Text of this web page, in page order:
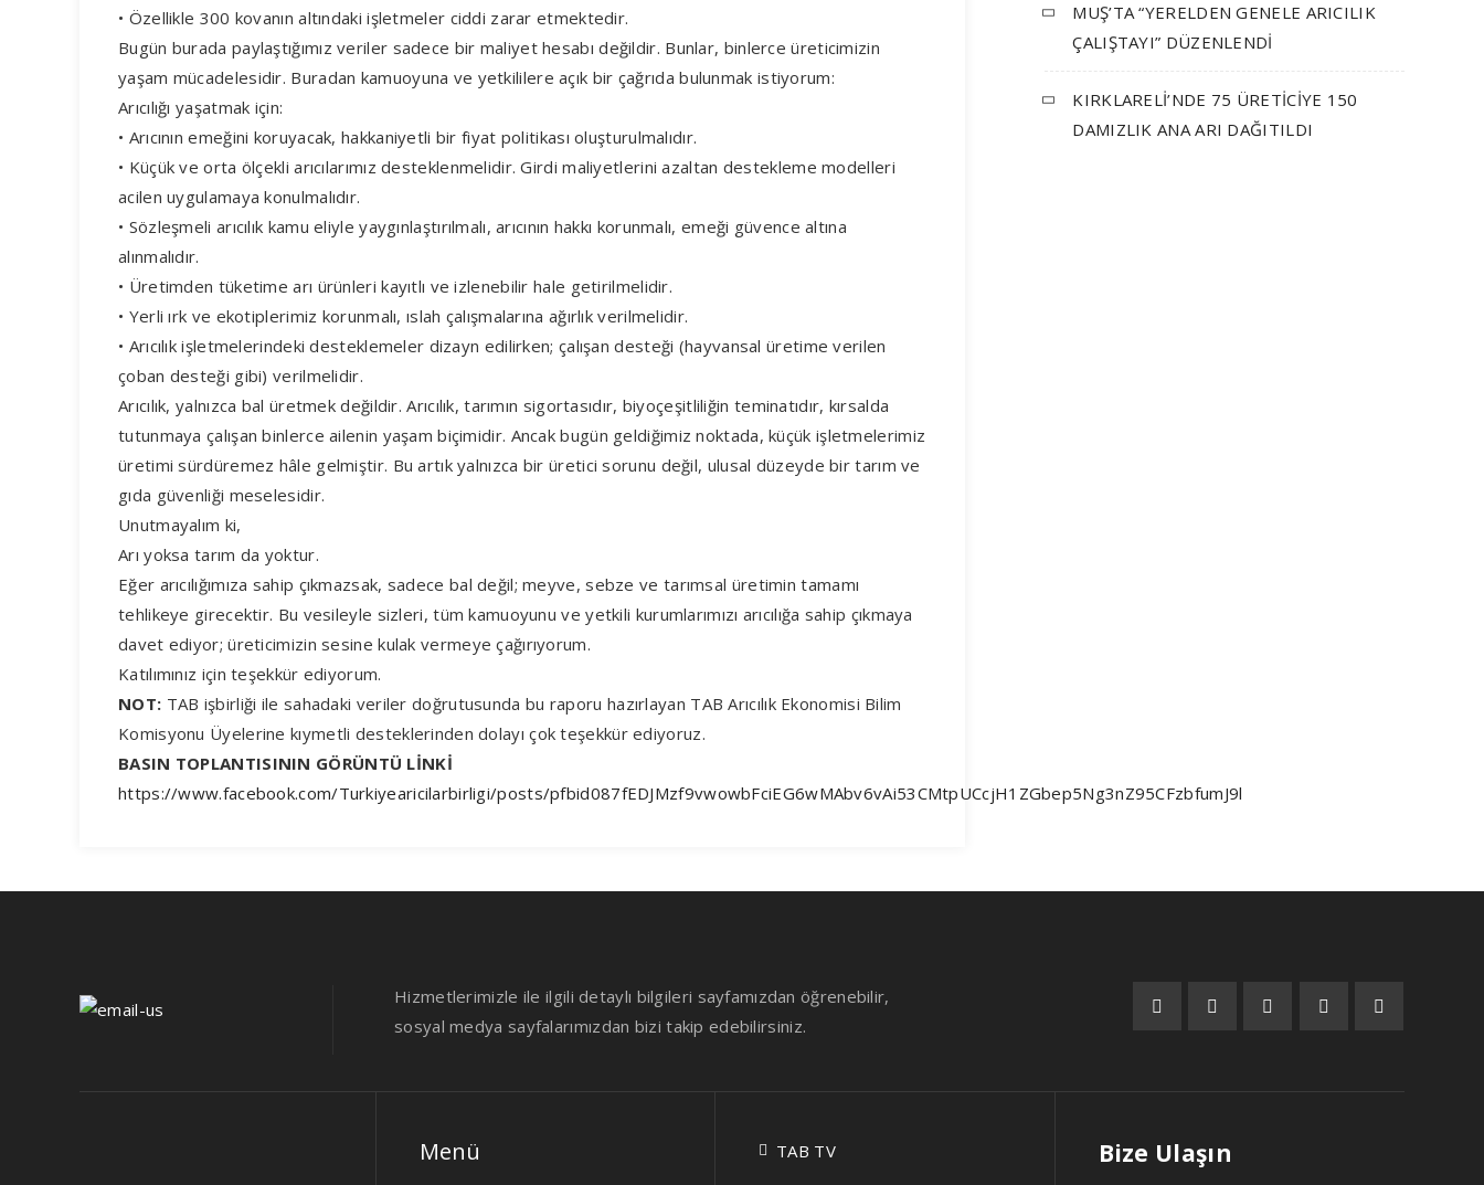
• Özellikle 300 kovanın altındaki işletmeler ciddi zarar etmektedir.
Bugün burada paylaştığımız veriler sadece bir maliyet hesabı değildir. Bunlar, binlerce üreticimizin
yaşam mücadelesidir. Buradan kamuoyuna ve yetkililere açık bir çağrıda bulunmak istiyorum:
Arıcılığı yaşatmak için:
• Arıcının emeğini koruyacak, hakkaniyetli bir fiyat politikası oluşturulmalıdır.
• Küçük ve orta ölçekli arıcılarımız desteklenmelidir. Girdi maliyetlerini azaltan destekleme modelleri
acilen uygulamaya konulmalıdır.
• Sözleşmeli arıcılık kamu eliyle yaygınlaştırılmalı, arıcının hakkı korunmalı, emeği güvence altına
alınmalıdır.
• Üretimden tüketime arı ürünleri kayıtlı ve izlenebilir hale getirilmelidir.
• Yerli ırk ve ekotiplerimiz korunmalı, ıslah çalışmalarına ağırlık verilmelidir.
• Arıcılık işletmelerindeki desteklemeler dizayn edilirken; çalışan desteği (hayvansal üretime verilen
çoban desteği gibi) verilmelidir.
Arıcılık, yalnızca bal üretmek değildir. Arıcılık, tarımın sigortasıdır, biyoçeşitliliğin teminatıdır, kırsalda
tutunmaya çalışan binlerce ailenin yaşam biçimidir. Ancak bugün geldiğimiz noktada, küçük işletmelerimiz
üretimi sürdüremez hâle gelmiştir. Bu artık yalnızca bir üretici sorunu değil, ulusal düzeyde bir tarım ve
gıda güvenliği meselesidir.
Unutmayalım ki,
Arı yoksa tarım da yoktur.
Eğer arıcılığımıza sahip çıkmazsak, sadece bal değil; meyve, sebze ve tarımsal üretimin tamamı
tehlikeye girecektir. Bu vesileyle sizleri, tüm kamuoyunu ve yetkili kurumlarımızı arıcılığa sahip çıkmaya
davet ediyor; üreticimizin sesine kulak vermeye çağırıyorum.
Katılımınız için teşekkür ediyorum.
NOT: TAB işbirliği ile sahadaki veriler doğrutusunda bu raporu hazırlayan TAB Arıcılık Ekonomisi Bilim
Komisyonu Üyelerine kıymetli desteklerinden dolayı çok teşekkür ediyoruz.
BASIN TOPLANTISININ GÖRÜNTÜ LİNKİ
https://www.facebook.com/Turkiyearicilarbirligi/posts/pfbid087fEDJMzf9vwowbFciEG6wMAbv6vAi53CMtpUCcjH1ZGbep5Ng3nZ95CFzbfumJ9l
MUŞ’TA “YERELDEN GENELE ARICILIK
ÇALIŞTAYI” DÜZENLENDİ
KIRKLARELİ’NDE 75 ÜRETİCİYE 150
DAMIZLIK ANA ARI DAĞITILDI
Hizmetlerimizle ile ilgili detaylı bilgileri sayfamızdan öğrenebilir,
sosyal medya sayfalarımızdan bizi takip edebilirsiniz.
Menü
TAB TV
Bize Ulaşın